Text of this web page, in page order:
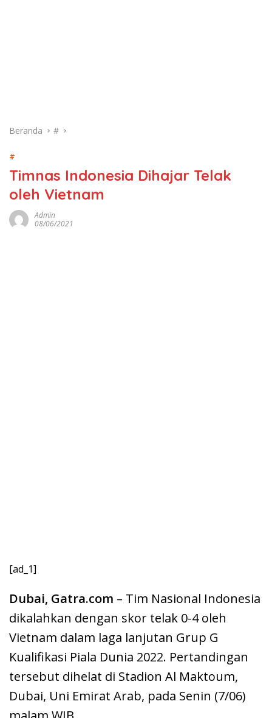
Beranda #
#
Timnas Indonesia Dihajar Telak
oleh Vietnam
Admin
08/06/2021
[ad_1]
Dubai, Gatra.com – Tim Nasional Indonesia
dikalahkan dengan skor telak 0-4 oleh
Vietnam dalam laga lanjutan Grup G
Kualifikasi Piala Dunia 2022. Pertandingan
tersebut dihelat di Stadion Al Maktoum,
Dubai, Uni Emirat Arab, pada Senin (7/06)